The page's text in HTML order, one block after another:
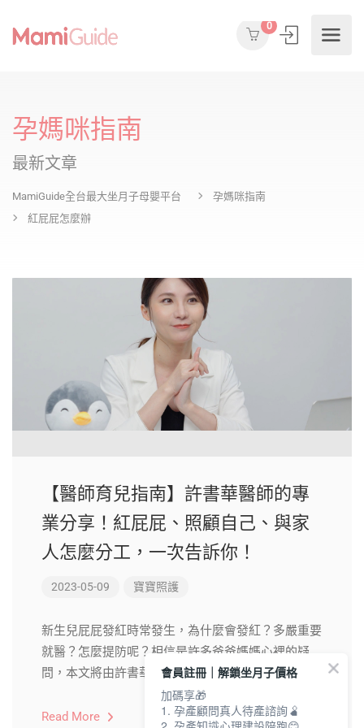
0
孕媽咪指南
最新文章
MamiGuide全台最大坐月子母嬰平台
孕媽咪指南
紅屁屁怎麼辦
【醫師育兒指南】許書華醫師的專
業分享！紅屁屁、照顧自己、與家
人怎麼分工，一次告訴你！
2023-05-09 寶寶照護
新生兒屁屁發紅時常發生，為什麼會發紅？多嚴重要
就醫？怎麼提防呢？相信是許多爸爸媽媽心裡的疑
問，本文將由許書華醫師，一次為你解答。
Read More
會員註冊｜解鎖坐月子價格
加碼享🎁
1. 孕產顧問真人待產諮詢🫄